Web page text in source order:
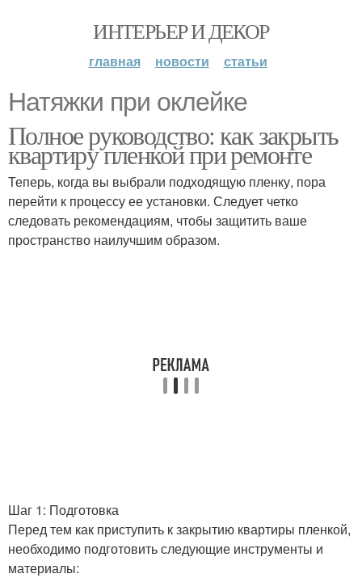
ИНТЕРЬЕР И ДЕКОР
главная новости статьи
Натяжки при оклейке
Полное руководство: как закрыть
квартиру пленкой при ремонте
Теперь, когда вы выбрали подходящую пленку, пора
перейти к процессу ее установки. Следует четко
следовать рекомендациям, чтобы защитить ваше
пространство наилучшим образом.
Шаг 1: Подготовка
Перед тем как приступить к закрытию квартиры пленкой,
необходимо подготовить следующие инструменты и
материалы: